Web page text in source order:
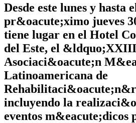
Desde este lunes y hasta
pr&oacute;ximo jueves
tiene lugar en el Hotel
del Este, el
Asociaci&oacute;n
Latinoamericana de
incluyendo la
eventos m&eacute;dicos